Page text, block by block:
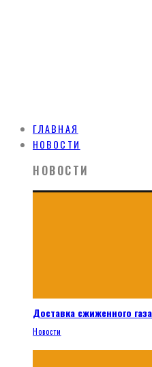
ГЛАВНАЯ
НОВОСТИ
НОВОСТИ
Доставка сжиженного
Новости